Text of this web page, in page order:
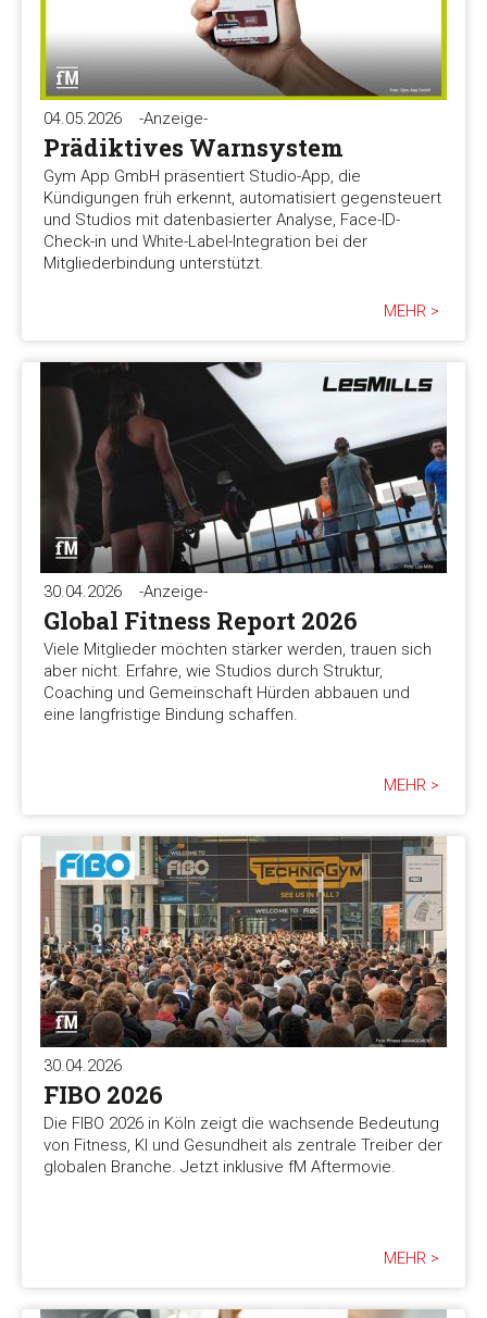
04.05.2026 -Anzeige-
Prädiktives Warnsystem
Gym App GmbH präsentiert Studio-App, die
Kündigungen früh erkennt, automatisiert gegensteuert
und Studios mit datenbasierter Analyse, Face-ID-
Check-in und White-Label-Integration bei der
Mitgliederbindung unterstützt.
MEHR >
30.04.2026 -Anzeige-
Global Fitness Report 2026
Viele Mitglieder möchten stärker werden, trauen sich
aber nicht. Erfahre, wie Studios durch Struktur,
Coaching und Gemeinschaft Hürden abbauen und
eine langfristige Bindung schaffen.
MEHR >
30.04.2026
FIBO 2026
Die FIBO 2026 in Köln zeigt die wachsende Bedeutung
von Fitness, KI und Gesundheit als zentrale Treiber der
globalen Branche. Jetzt inklusive fM Aftermovie.
MEHR >